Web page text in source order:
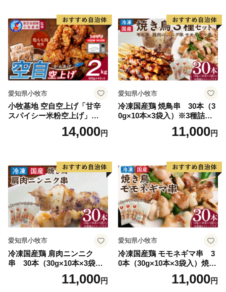
愛知県小牧市
小牧基地 空自空上げ「甘辛
スパイシー米粉空上げ」
（計2kg 500g×4袋）手羽先
14,000円
愛知県小牧市
冷凍国産鶏 焼鳥串 30本（3
0g×10本×3袋入）※3種詰め
合わせ 焼き鳥 おつまみ バー
ベキュー 小分け 国産 鶏肉 焼
材 具材 お家居酒屋 詰め合わ
せ
11,000円
愛知県小牧市
冷凍国産鶏 肩肉ニンニク
串 30本（30g×10本×3袋
入）焼き鳥 おつまみ バーベ
キュー 小分け 国産 鶏肉 焼鳥
11,000円
愛知県小牧市
冷凍国産鶏 モモネギマ串 3
0本（30g×10本×3袋入）焼き
鳥 おつまみ バーベキュー 小
分け 国産 鶏肉 焼鳥 やきとり
11,000円